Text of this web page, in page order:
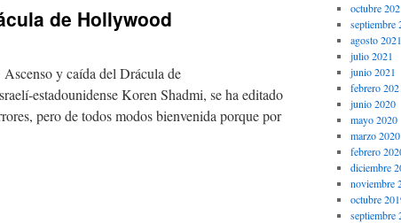
de Hollywood
y caída del Drácula de
estadounidense Koren Shadmi, se ha editado
pero de todos modos bienvenida porque por
octubre
septiembre
agosto 2021
julio 2021
junio 2021
febrero
junio 2020
mayo 2020
marzo 2020
febrero
diciembre
noviembre
octubre
septiembre